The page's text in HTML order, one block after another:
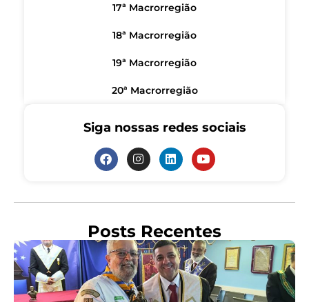
17ª Macrorregião
18ª Macrorregião
19ª Macrorregião
20ª Macrorregião
Siga nossas redes sociais
Posts Recentes